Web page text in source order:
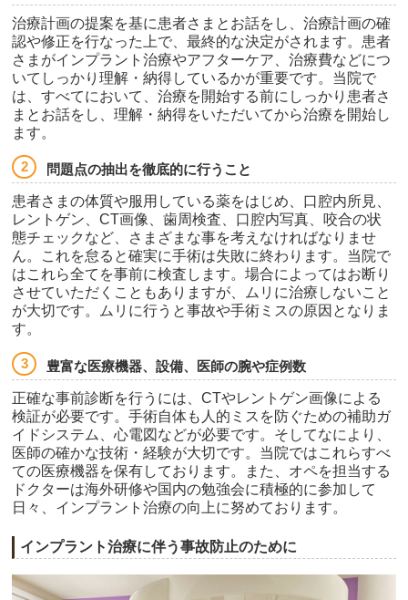
治療計画の提案を基に患者さまとお話をし、治療計画の確
認や修正を行なった上で、最終的な決定がされます。患者
さまがインプラント治療やアフターケア、治療費などにつ
いてしっかり理解・納得しているかが重要です。当院で
は、すべてにおいて、治療を開始する前にしっかり患者さ
まとお話をし、理解・納得をいただいてから治療を開始し
ます。
問題点の抽出を徹底的に行うこと
患者さまの体質や服用している薬をはじめ、口腔内所見、
レントゲン、CT画像、歯周検査、口腔内写真、咬合の状
態チェックなど、さまざまな事を考えなければなりませ
ん。これを怠ると確実に手術は失敗に終わります。当院で
はこれら全てを事前に検査します。場合によってはお断り
させていただくこともありますが、ムリに治療しないこと
が大切です。ムリに行うと事故や手術ミスの原因となりま
す。
豊富な医療機器、設備、医師の腕や症例数
正確な事前診断を行うには、CTやレントゲン画像による
検証が必要です。手術自体も人的ミスを防ぐための補助ガ
イドシステム、心電図などが必要です。そしてなにより、
医師の確かな技術・経験が大切です。当院ではこれらすべ
ての医療機器を保有しております。また、オペを担当する
ドクターは海外研修や国内の勉強会に積極的に参加して
日々、インプラント治療の向上に努めております。
インプラント治療に伴う事故防止のために